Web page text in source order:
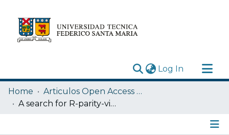
Log In (current)
Research Outputs
Statistics
Home
Articulos Open Access USM
A search for R-parity-violating supersymmetry in final states containing many jets in pp collisions at $$ \sqrt{s} $$ = 13 TeV with the ATLAS detector